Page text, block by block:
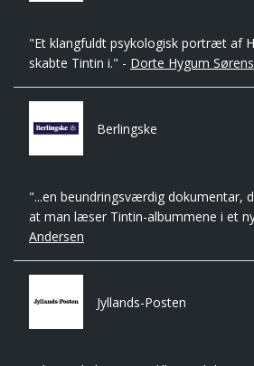
"Et klangfuldt psykologisk portræt af
skabte Tintin i." - Dorte Hygum
Berlingske
"...en beundringsværdig dokumentar,
at man læser Tintin-albummene i et
Andersen
Jyllands-Posten